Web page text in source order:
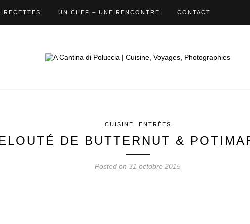
RECETTES UN CHEF – UNE RENCONTRE CONTACT
CUISINE ENTRÉES
DE BUTTERNUT &
Posted on 31 octobre 2015